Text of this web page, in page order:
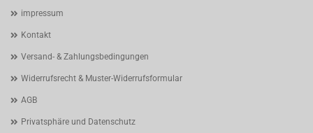
impressum
Kontakt
Versand- & Zahlungsbedingungen
Widerrufsrecht & Muster-Widerrufsformular
AGB
Privatsphäre und Datenschutz